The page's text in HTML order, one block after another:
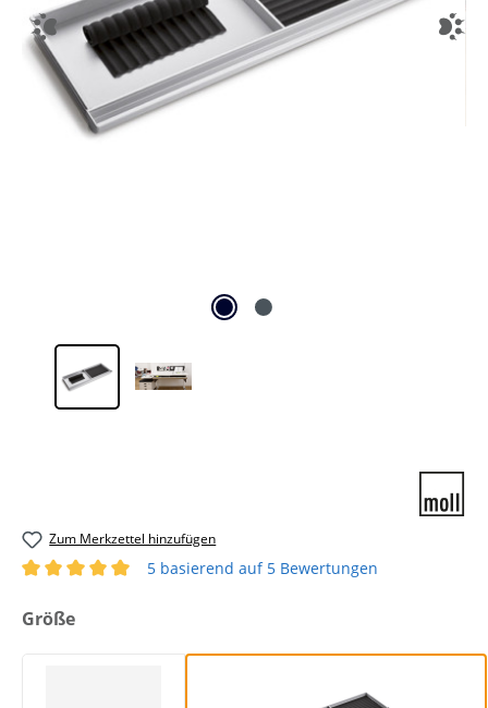
Zum Merkzettel hinzufügen
5 basierend auf 5 Bewertungen
auswählen
Größe